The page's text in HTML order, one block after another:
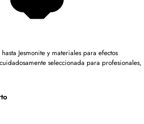
Jesmonite y materiales para efectos
seleccionada para profesionales,